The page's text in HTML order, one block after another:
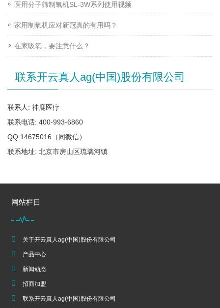
医用分子筛制氧机SL-3W系列使用视频
家用制氧机应对新冠真的有用吗？
在家吸氧，要注意什么？
联系开云真人ag(中国)股份有限公司
联系人: 神鹿医疗
联系电话: 400-993-6860
QQ:14675016（同微信）
联系地址: 北京市房山区琉璃河镇
网站栏目
关于开云真人ag(中国)股份有限公司
产品中心
新闻动态
招商加盟
联系开云真人ag(中国)股份有限公司